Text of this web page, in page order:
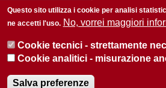
© 2026 Università di Padova - Tutti i
P.I. 00742430283 C.F.
Informazioni su questo sito
Questo sito utilizza i cookie per analisi
ne accetti l'uso. No, vorrei maggiori
Cookie tecnici - strettamente
Cookie analitici - misurazione
Salva preferenze